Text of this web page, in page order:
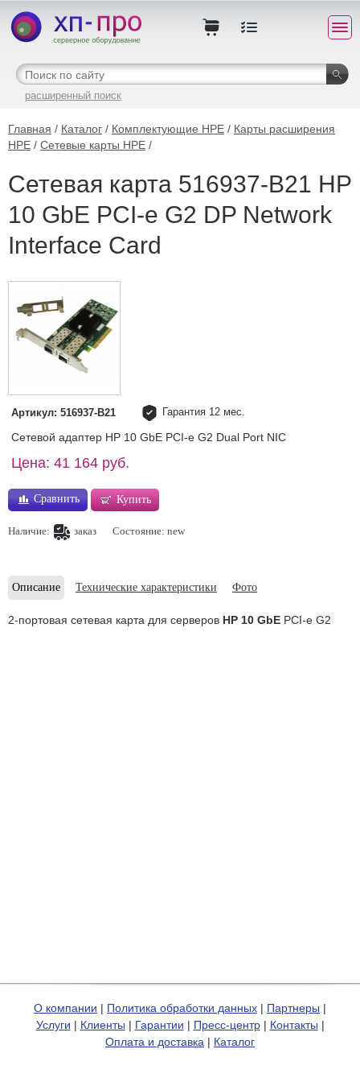
расширенный поиск
Главная / Каталог / Комплектующие HPE / Карты расширения
HPE / Сетевые карты HPE /
Сетевая карта 516937-B21 HP
10 GbE PCI-e G2 DP Network
Interface Card
Артикул: 516937-B21 Гарантия 12 мес.
Сетевой адаптер HP 10 GbE PCI-e G2 Dual Port NIC
Цена: 41 164 руб.
Сравнить Купить
Наличие: заказ Состояние: new
Описание Технические характеристики Фото
2-портовая сетевая карта для серверов HP 10 GbE PCI-e G2
О компании | Политика обработки данных | Партнеры |
Услуги | Клиенты | Гарантии | Пресс-центр| Контакты |
Оплата и доставка | Каталог